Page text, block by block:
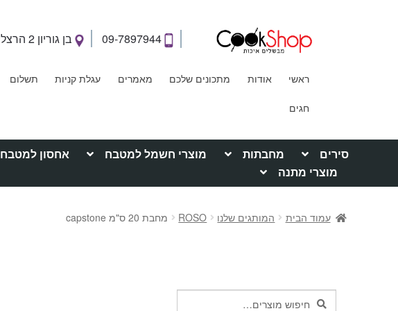
09-7897944 בן גוריון 2 הרצליה
ראשי אודות מתכונים שלכם מאמרים עגלת קניות תשלום
חגים
סירים מחבתות מוצרי חשמל למטבח אחסון למטבח
מוצרי מתנה
עמוד הבית המותגים שלנו ROSO מחבת 20 ס"מ capstone
חיפושחיפוש